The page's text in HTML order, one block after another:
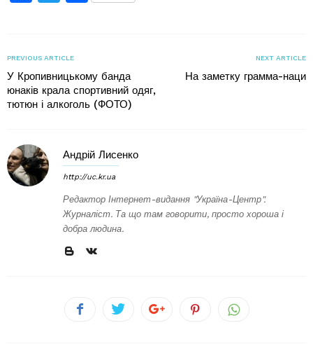
PREVIOUS ARTICLE
У Кропивницькому банда
юнаків крала спортивний одяг,
тютюн і алкоголь (ФОТО)
NEXT ARTICLE
На заметку грамма-наци
Андрій Лисенко
http://uc.kr.ua
Редактор Інтернет-видання "Україна-Центр".
Журналіст. Та що там говорити, просто хороша і
добра людина.